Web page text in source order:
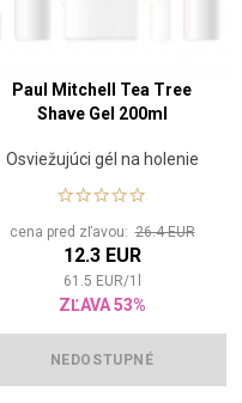
Paul Mitchell Tea Tree
Shave Gel 200ml
Osviežujúci gél na holenie
cena pred zľavou:26.4 EUR
12.3 EUR
61.5 EUR/1
ZĽAVA 53%
NEDOSTUPNÉ